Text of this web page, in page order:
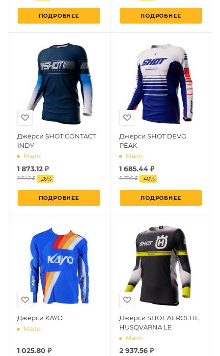
ПОДРОБНЕЕ ПОДРОБНЕЕ
Джерси SHOT CONTACT
INDY
Мало
1 873.12 ₽
2 542 ₽ -26%
ПОДРОБНЕЕ
Джерси SHOT DEVO
PEAK
Мало
1 685.44 ₽
2 798 ₽ -40%
ПОДРОБНЕЕ
Джерси KAYO
Мало
1 025.80 ₽
Джерси SHOT AEROLITE
HUSQVARNA LE
Мало
2 937.56 ₽